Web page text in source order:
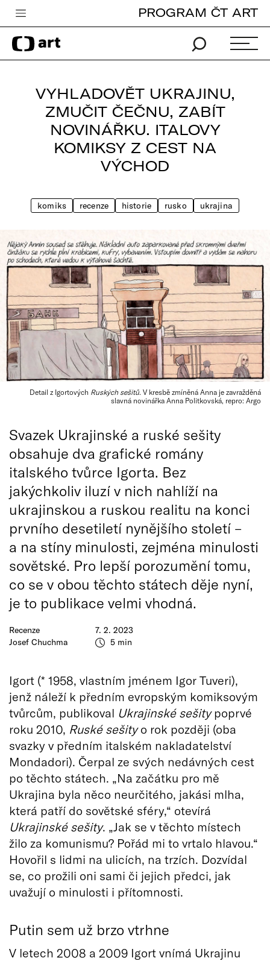
Česká televize
Zpravodajství
TV program
Vše o ČT
PROGRAM ČT ART
VYHLADOVĚT UKRAJINU,
ZMUČIT ČEČNU, ZABÍT
NOVINÁŘKU. ITALOVY
KOMIKSY Z CEST NA
VÝCHOD
komiks recenze historie rusko ukrajina
Detail z Igortových Ruských sešitů. V kresbě zmíněná Anna je zavražděná
slavná novinářka Anna Politkovská, repro: Argo
Recenze
Josef Chuchma
7. 2. 2023
5 min
Svazek Ukrajinské a ruské sešity
obsahuje dva grafické romány
italského tvůrce Igorta. Bez
jakýchkoliv iluzí v nich nahlíží na
ukrajinskou a ruskou realitu na konci
prvního desetiletí nynějšího století –
a na stíny minulosti, zejména minulosti
sovětské. Pro lepší porozumění tomu,
co se v obou těchto státech děje nyní,
je to publikace velmi vhodná.
Igort (* 1958, vlastním jménem Igor Tuveri),
jenž náleží k předním evropským komiksovým
tvůrcům, publikoval Ukrajinské sešitypoprvé
roku 2010, Ruské sešityo rok později (oba
svazky v předním italském nakladatelství
Mondadori). Čerpal ze svých nedávných cest
po těchto státech. „Na začátku pro mě
Ukrajina byla něco neurčitého, jakási mlha,
která patří do sovětské sféry,“ otevírá
Ukrajinské sešity. „Jak se v těchto místech
žilo za komunismu? Pořád mi to vrtalo hlavou.“
Hovořil s lidmi na ulicích, na trzích. Dozvídal
se, co prožili oni sami či jejich předci, jak
uvažují o minulosti i přítomnosti.
Putin sem už brzo vtrhne
V letech 2008 a 2009 Igort vnímá Ukrajinu